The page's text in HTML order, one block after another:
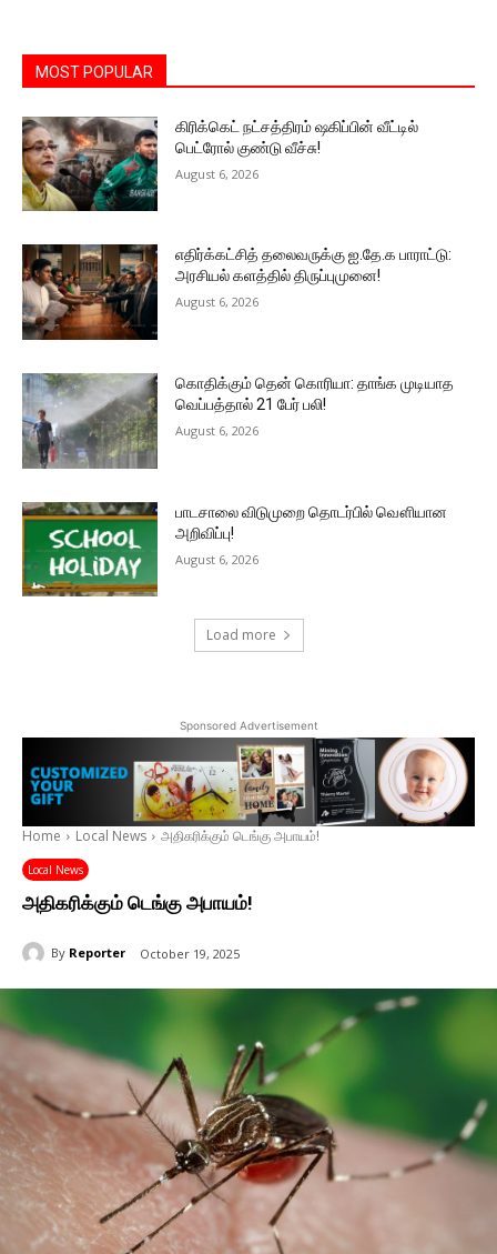
MOST POPULAR
கிரிக்கெட் நட்சத்திரம் ஷகிப்பின் வீட்டில்
பெட்ரோல் குண்டு வீச்சு!
August 6, 2026
எதிர்க்கட்சித் தலைவருக்கு ஐ.தே.க பாராட்டு:
அரசியல் களத்தில் திருப்புமுனை!
August 6, 2026
கொதிக்கும் தென் கொரியா: தாங்க முடியாத
வெப்பத்தால் 21 பேர் பலி!
August 6, 2026
பாடசாலை விடுமுறை தொடர்பில் வௌியான
அறிவிப்பு!
August 6, 2026
Load more